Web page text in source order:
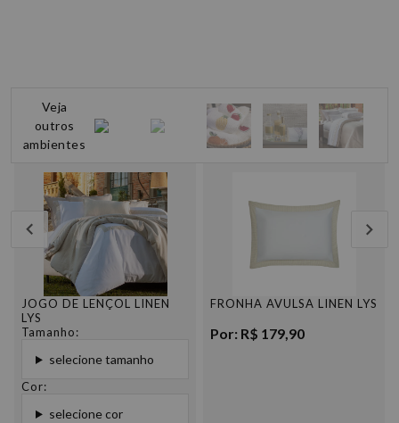
JOGO DE LENÇOL LINEN
LYS
Tamanho:
selecione tamanho
Cor:
selecione cor
FRONHA AVULSA LINEN LYS
Por: R$ 179,90
Veja
outros
ambientes